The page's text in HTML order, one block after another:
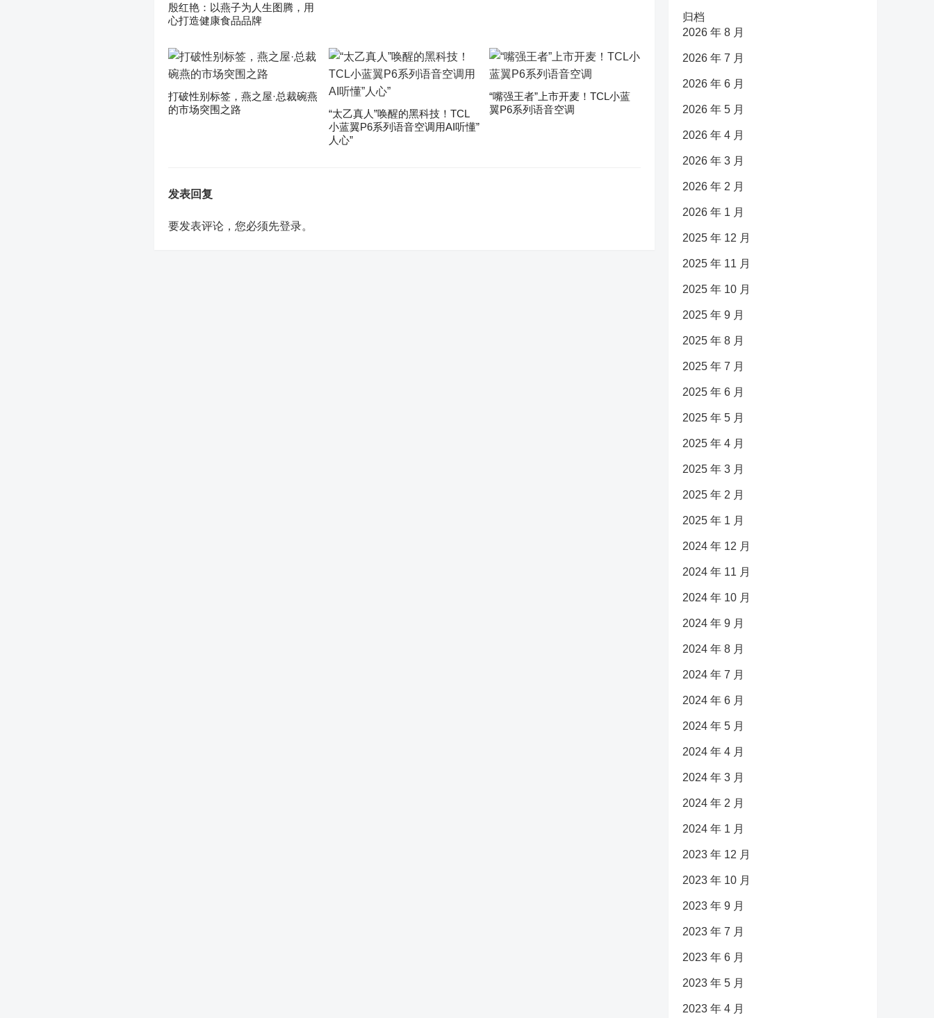
殷红艳：以燕子为人生图腾，用
心打造健康食品品牌
打破性别标签，燕之屋·总裁碗燕
的市场突围之路
“太乙真人”唤醒的黑科技！TCL
小蓝翼P6系列语音空调用AI听懂”
人心”
“嘴强王者”上市开麦！TCL小蓝
翼P6系列语音空调
发表回复
要发表评论，您必须先登录。
归档
2026 年 8 月
2026 年 7 月
2026 年 6 月
2026 年 5 月
2026 年 4 月
2026 年 3 月
2026 年 2 月
2026 年 1 月
2025 年 12 月
2025 年 11 月
2025 年 10 月
2025 年 9 月
2025 年 8 月
2025 年 7 月
2025 年 6 月
2025 年 5 月
2025 年 4 月
2025 年 3 月
2025 年 2 月
2025 年 1 月
2024 年 12 月
2024 年 11 月
2024 年 10 月
2024 年 9 月
2024 年 8 月
2024 年 7 月
2024 年 6 月
2024 年 5 月
2024 年 4 月
2024 年 3 月
2024 年 2 月
2024 年 1 月
2023 年 12 月
2023 年 10 月
2023 年 9 月
2023 年 7 月
2023 年 6 月
2023 年 5 月
2023 年 4 月